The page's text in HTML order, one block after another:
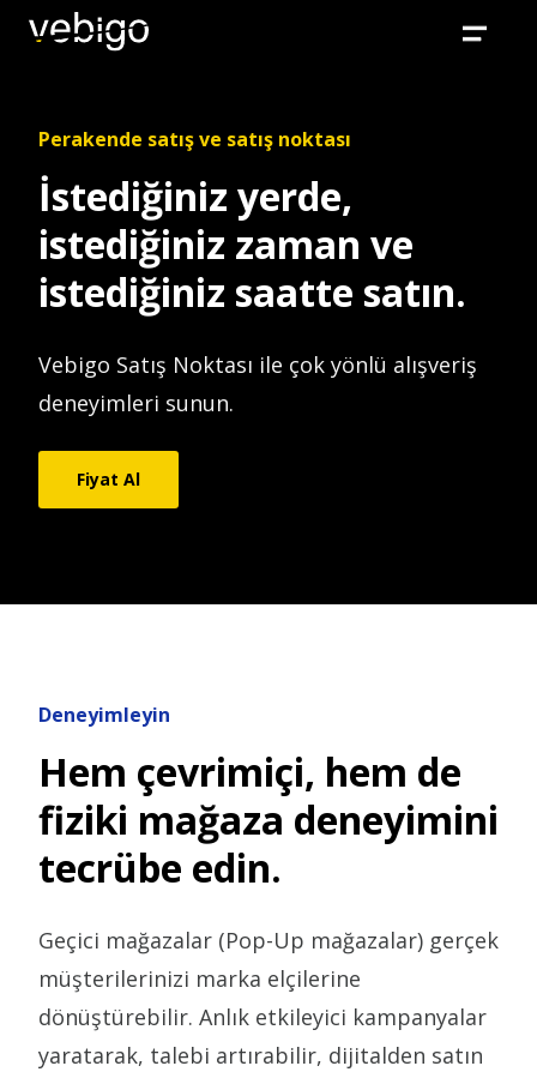
Perakende satış ve satış noktası
İstediğiniz yerde,
istediğiniz zaman ve
istediğiniz saatte satın.
Vebigo Satış Noktası ile çok yönlü alışveriş
deneyimleri sunun.
Fiyat Al
Deneyimleyin
Hem çevrimiçi, hem de
fiziki mağaza deneyimini
tecrübe edin.
Geçici mağazalar (Pop-Up mağazalar) gerçek
müşterilerinizi marka elçilerine
dönüştürebilir. Anlık etkileyici kampanyalar
yaratarak, talebi artırabilir, dijitalden satın